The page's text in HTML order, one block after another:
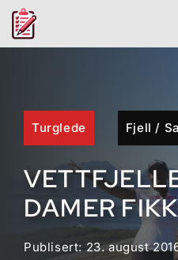
Hopp
Turglede Fjell /
DAMER
Publisert: 23. august